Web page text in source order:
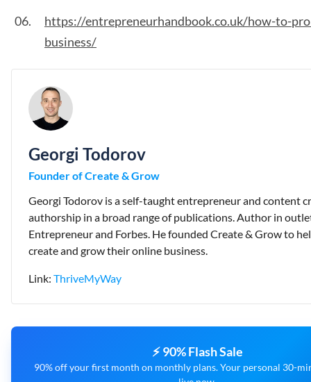
https://entrepreneurhandbook.co.uk/how-to-
business/
Georgi Todorov
Founder of Create & Grow
Georgi Todorov is a self-taught entrepreneur and content
authorship in a broad range of publications. Author in
Entrepreneur and Forbes. He founded Create & Grow to
create and grow their online business.
Link: ThriveMyWay
⚡ 90% Flash Sale
90% off your first month on monthly plans. Your personal 30-